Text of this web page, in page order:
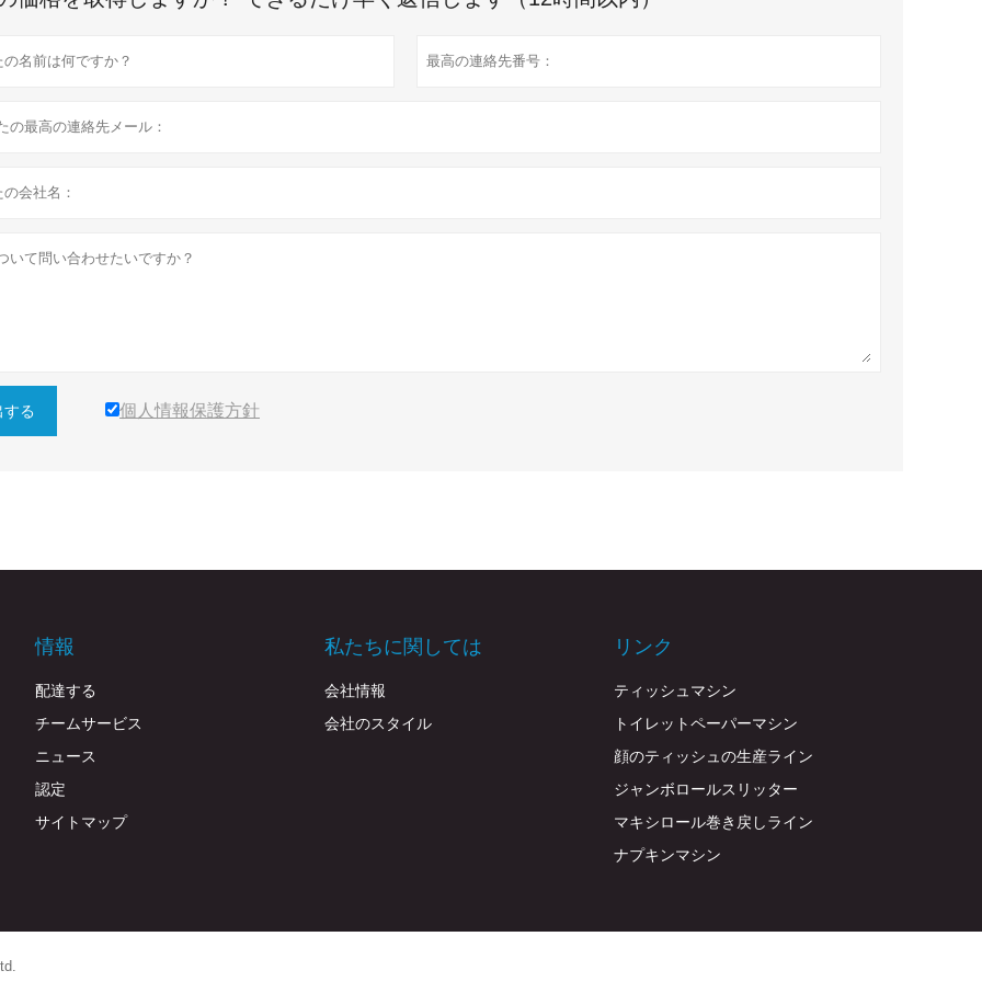
する 個人情報保護方針
情報
配達する
チームサービス
ニュース
認定
サイトマップ
私たちに関しては
会社情報
会社のスタイル
リンク
ティッシュマシン
トイレットペーパーマシン
顔のティッシュの生産ライン
ジャンボロールスリッター
マキシロール巻き戻しライン
ナプキンマシン